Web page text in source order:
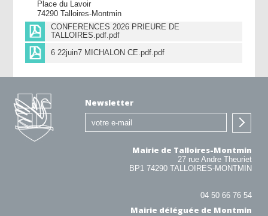
Place du Lavoir
74290 Talloires-Montmin
CONFERENCES 2026 PRIEURE DE
TALLOIRES.pdf.pdf
6 22juin7 MICHALON CE.pdf.pdf
Newsletter
Mairie de Talloires-Montmin
27 rue Andre Theuriet
BP1 74290 TALLOIRES-MONTMIN
04 50 66 76 54
Mairie déléguée de Montmin